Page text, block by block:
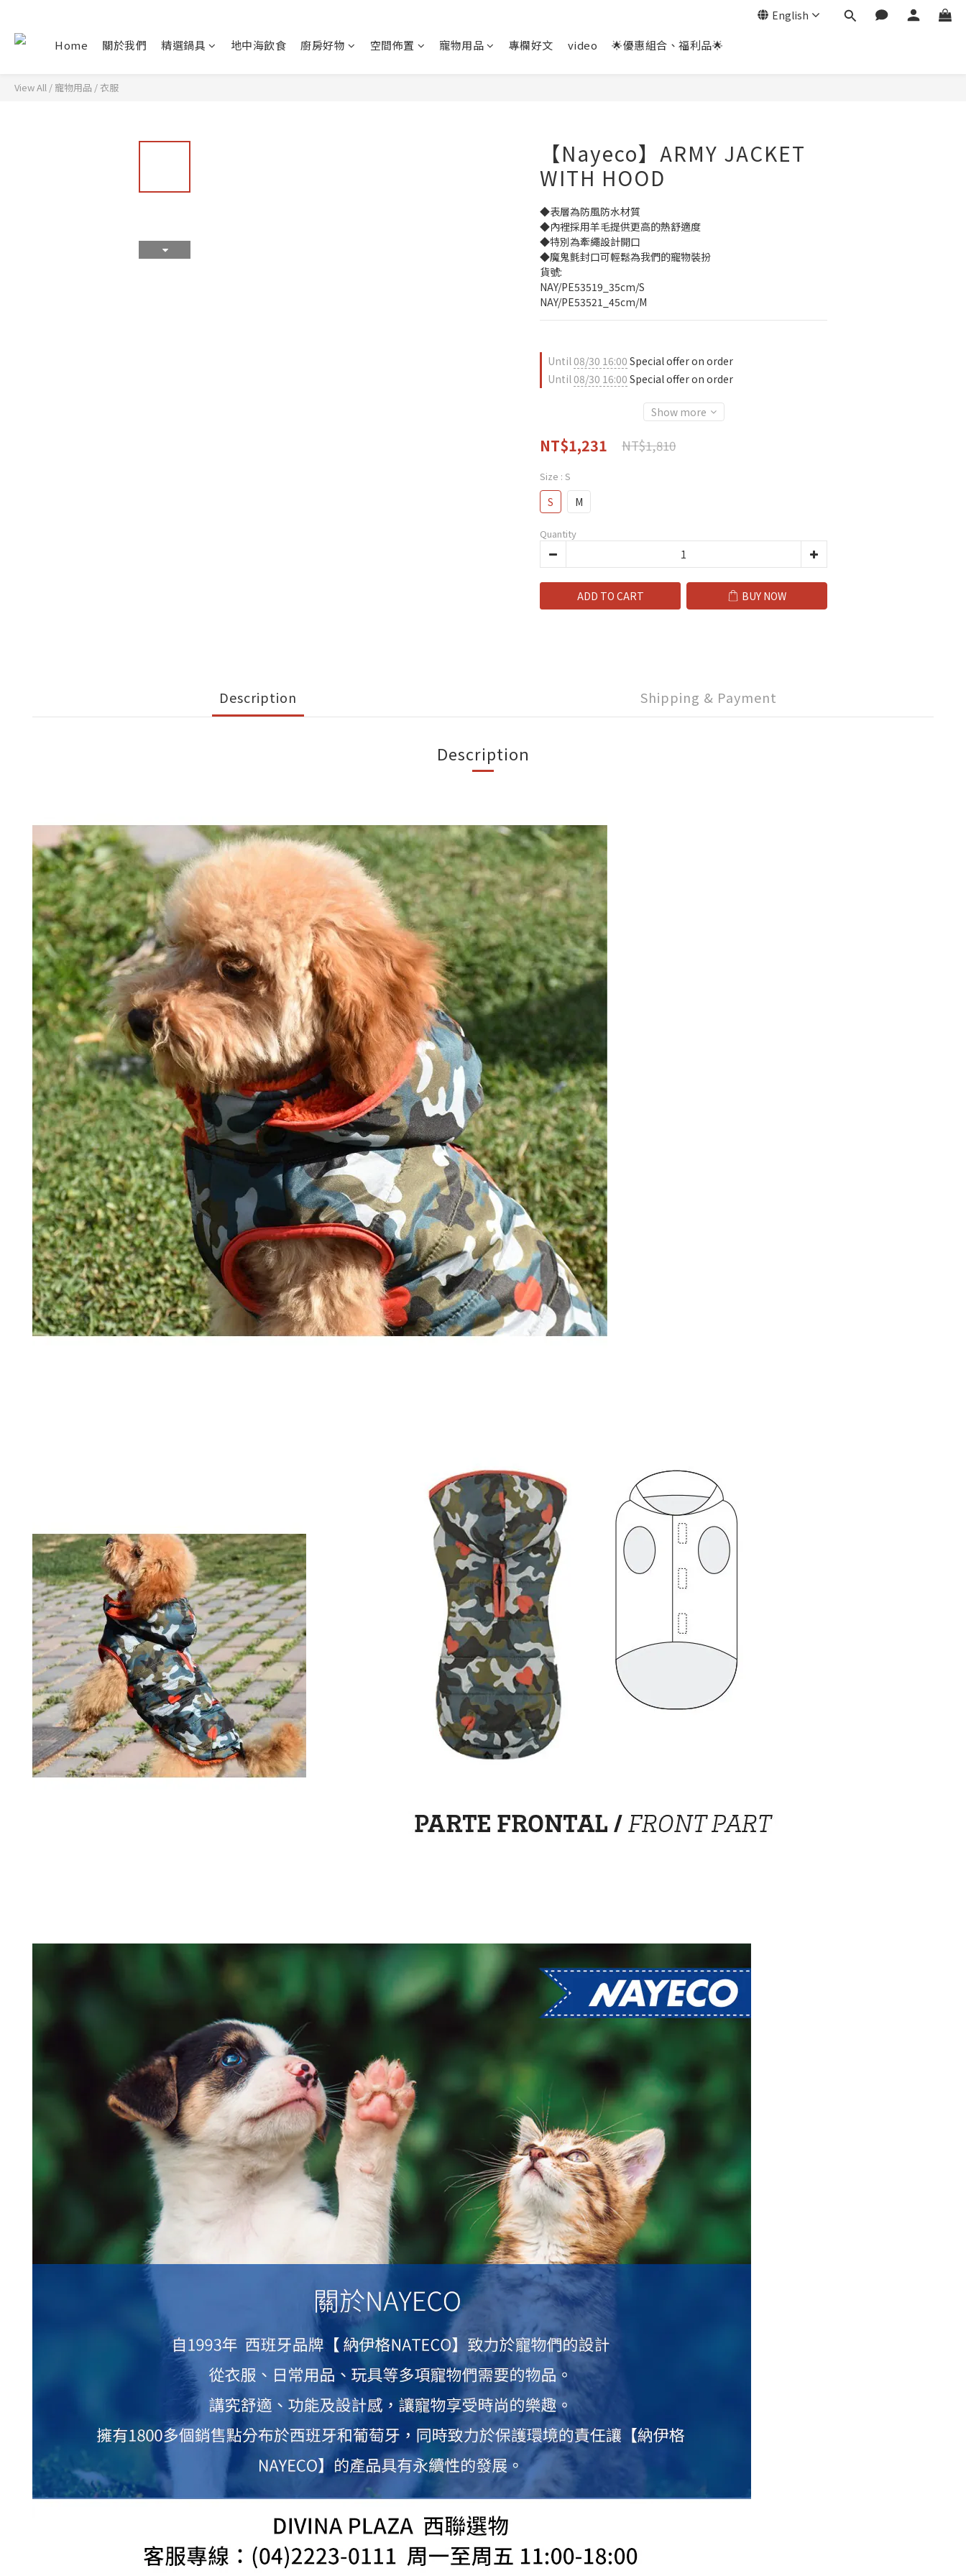
English
Home 關於我們 精選鍋具 地中海飲食 廚房好物 空間佈置 寵物用品 專欄好文 video 🌟優惠組合、福利品🌟
View All / 寵物用品 / 衣服
【Nayeco】ARMY JACKET
WITH HOOD
◆表層為防風防水材質
◆內裡採用羊毛提供更高的熱舒適度
◆特別為牽繩設計開口
◆魔鬼氈封口可輕鬆為我們的寵物裝扮
貨號:
NAY/PE53519_35cm/S
NAY/PE53521_45cm/M
Until08/30 16:00 Special offer on order
Until08/30 16:00 Special offer on order
Show more
NT$1,231 NT$1,810
Size : S
S M
Quantity
ADD TO CART BUY NOW
Description Shipping & Payment
Description